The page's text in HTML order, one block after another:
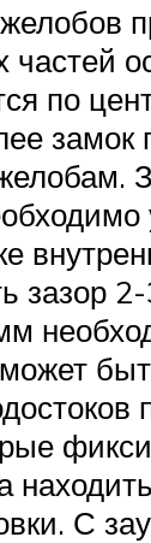
по
замок
зазор
С